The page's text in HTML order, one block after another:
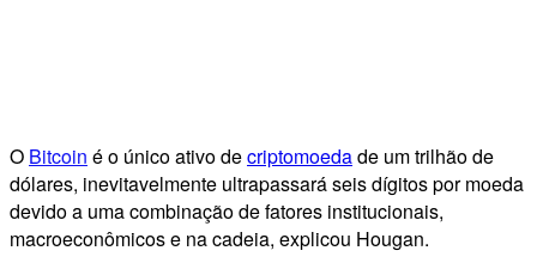
O Bitcoin é o único ativo decriptomoedade um trilhão de
dólares, inevitavelmente ultrapassará seis dígitos por moeda
devido a uma combinação de fatores institucionais,
macroeconômicos e na cadeia, explicou Hougan.